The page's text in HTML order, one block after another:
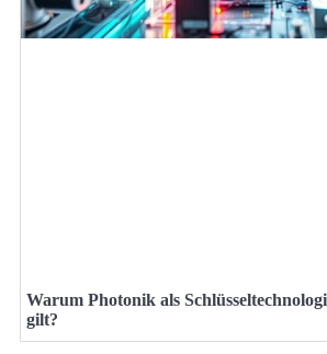
Warum Photonik als
gilt?